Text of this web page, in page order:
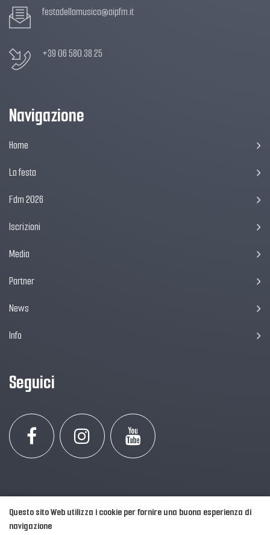
festadellamusica@aipfm.it
+39 06 580.38.25
Navigazione
Home
La festa
Fdm 2026
Iscrizioni
Media
Partner
News
Info
Seguici
Questo sito Web utilizza i cookie per fornire una buona esperienza di
navigazione